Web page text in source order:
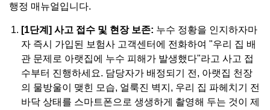
행정 매뉴얼입니다.
[1단계] 사고 접수 및 현장 보존: 누수 정황을 인지하자마
자 즉시 가입된 보험사 고객센터에 전화하여 "우리 집 배
관 문제로 아랫집에 누수 피해가 발생했다"라고 사고 접
수부터 진행하세요. 담당자가 배정되기 전, 아랫집 천장
의 물방울이 맺힌 모습, 얼룩진 벽지, 우리 집 파헤치기 전
바닥 상태를 스마트폰으로 생생하게 촬영해 두는 것이 제